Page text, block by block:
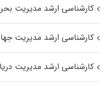
کارشناسی ارشد مدیریت
کارشناسی ارشد مدیریت
کارشناسی ارشد مدیریت